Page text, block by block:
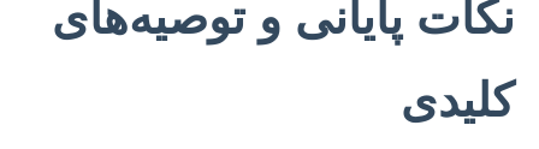
نکات پایانی و توصیه‌های
کلیدی